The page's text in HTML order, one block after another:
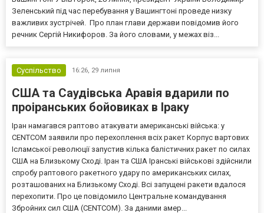
Зеленський під час перебування у Вашингтоні проведе низку
важливих зустрічей. Про план глави держави повідомив його
речник Сергій Никифоров. За його словами, у межах віз...
Суспільство 16:26, 29 липня
США та Саудівська Аравія вдарили по
проіранських бойовиках в Іраку
Іран намагався раптово атакувати американські війська: у
CENTCOM заявили про перехоплення всіх ракет Корпус вартових
Ісламської революції запустив кілька балістичних ракет по силах
США на Близькому Сході. Іран та США Іранські військові здійснили
спробу раптового ракетного удару по американських силах,
розташованих на Близькому Сході. Всі запущені ракети вдалося
перехопити. Про це повідомило Центральне командування
Збройних сил США (CENTCOM). За даними амер...